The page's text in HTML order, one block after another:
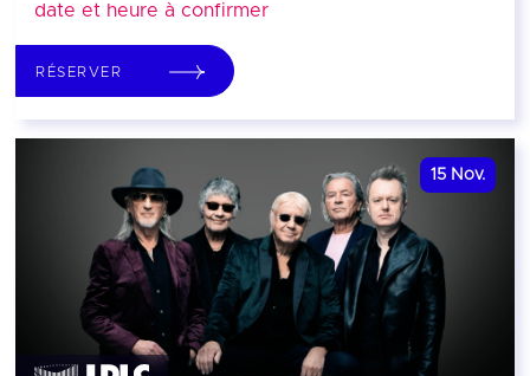
date et heure à confirmer
RÉSERVER
15 Nov.